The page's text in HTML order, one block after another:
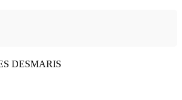
DESMARIS